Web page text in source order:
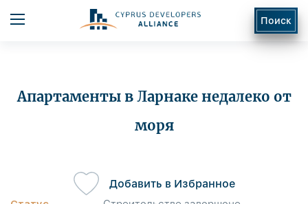
Поиск
Апартаменты в Ларнаке недалеко от
моря
Добавить в Избранное